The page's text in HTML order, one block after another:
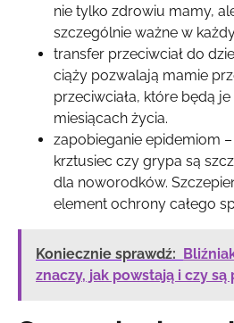
nie tylko zdrowiu mamy,
szczególnie ważne w
transfer przeciwciał do
ciąży pozwalają mamie
przeciwciała, które będą
miesiącach życia.
zapobieganie epidemiom
krztusiec czy grypa są
dla noworodków.
element ochrony całego
Koniecznie sprawdź:
znaczy, jak powstają i czy są